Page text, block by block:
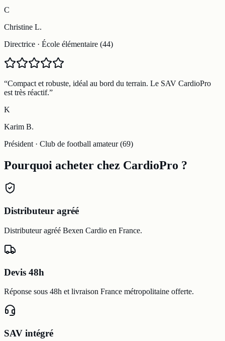
C
Christine L.
Directrice · École élémentaire (44)
“Compact et robuste, idéal au bord du terrain. Le SAV CardioPro
est très réactif.”
K
Karim B.
Président · Club de football amateur (69)
Pourquoi acheter chez CardioPro ?
Distributeur agréé
Distributeur agréé Bexen Cardio en France.
Devis 48h
Réponse sous 48h et livraison France métropolitaine offerte.
SAV intégré